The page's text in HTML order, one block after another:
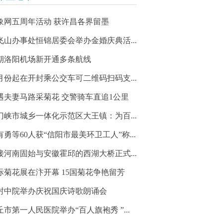
网五周年活动 获许昌各界留墨
山办事处恒锦居委会举办金婚庆典活...
洛阳机场新开通多条航线
份起在开封乘公交车可二维码扫码支...
夫妻马路采菊花 交警骑车直追1公里
峡市城乡一体化示范区大王镇：为百...
勇等60人获“信阳市最美环卫工人”称...
河南固始与安徽霍邱的西湖大桥正式...
菊花展在汴开幕 15国菊花争艳留芳
中院举办庆祝国庆诗歌朗诵会
市第一人民医院举办“百人旗袍秀 ”...